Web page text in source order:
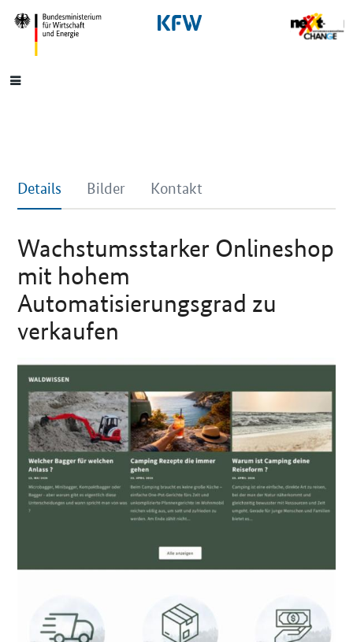
SrOnlyNavigation
Hauptmenü
Details Bilder Kontakt
Wachstumsstarker Onlineshop
mit hohem
Automatisierungsgrad zu
verkaufen
Details